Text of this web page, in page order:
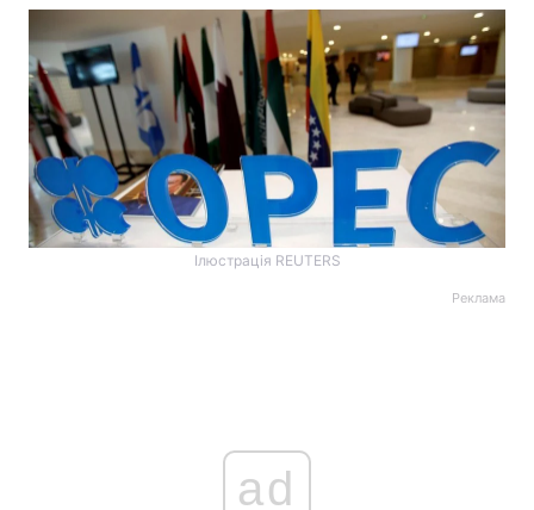
Ілюстрація REUTERS
Реклама
ad